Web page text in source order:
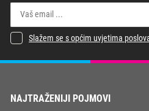
Slažem se s općim uvjetima
NAJTRAŽENIJI POJMOVI